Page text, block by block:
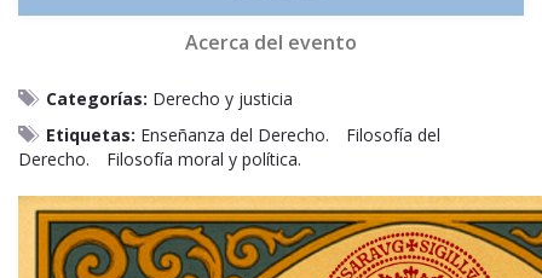
Acerca del evento
Categorías: Derecho y justicia
Etiquetas: Enseñanza del Derecho.
Filosofía del
Derecho.
Filosofía moral y política.